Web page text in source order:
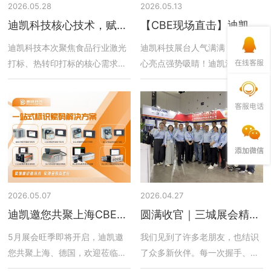
2026.05.28
迪凯科技核心技术，赋能
行业智能升级
迪凯科技本次聚焦食品行业激光
打标、热转印打标的核心需求，
携明星产品亮相展会，为焙烤、
休闲食品、乳制品、冷冻食品等
领域提供高效、稳定、合规的包
装标识解决方案，展会人气满
满，收获众多行业客户的高度认
可。
2026.05.13
【CBE现场直击】迪凯激
光机、热转印两大核心亮
点强势吸睛！
迪凯科技展台人气满满，两大核
心亮点强势吸睛！迪凯深耕激光
打标机、智能热转印打标机，专
注于为全球客户提供一站式赋码
解决方案。
2026.05.07
迪凯邀您共聚上海CBE中
国美容博览会、德国
Interpack
5月展会旺季即将开启，迪凯邀
您共聚上海、德国，欢迎莅临交
流
2026.04.27
圆满收官｜三城展会精彩
回顾，感谢每一位到场的
您
我们见到了许多老朋友，也结识
了众多新伙伴。每一次握手、每
一次交谈、每一次打样体验，都